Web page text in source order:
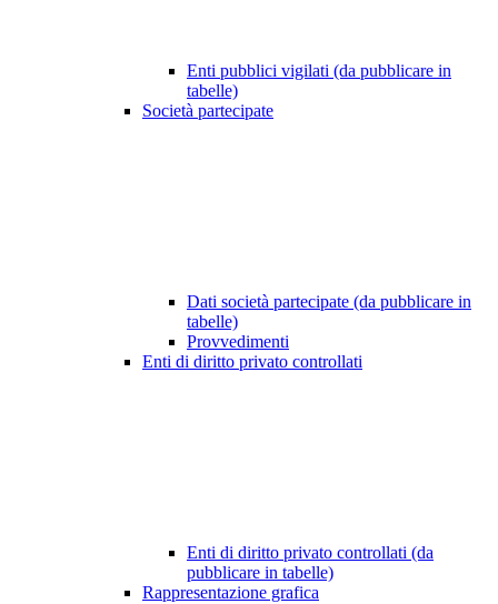
Enti pubblici vigilati (da pubblicare in
tabelle)
Società partecipate
Dati società partecipate (da pubblicare in
tabelle)
Provvedimenti
Enti di diritto privato controllati
Enti di diritto privato controllati (da
pubblicare in tabelle)
Rappresentazione grafica